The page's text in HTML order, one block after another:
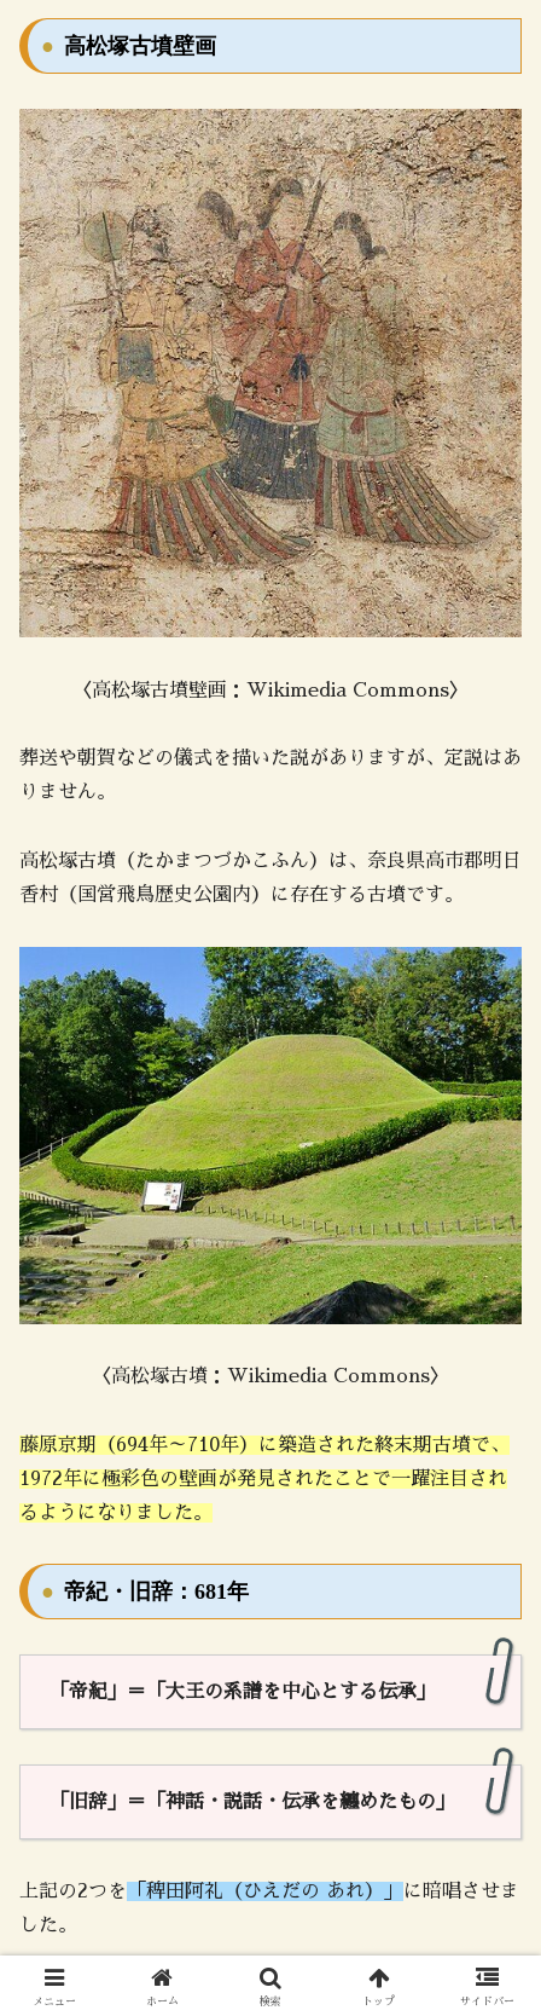
高松塚古墳壁画
〈高松塚古墳壁画：Wikimedia Commons〉
葬送や朝賀などの儀式を描いた説がありますが、定説はあ
りません。
高松塚古墳（たかまつづかこふん）は、奈良県高市郡明日
香村（国営飛鳥歴史公園内）に存在する古墳です。
〈高松塚古墳：Wikimedia Commons〉
藤原京期（694年～710年）に築造された終末期古墳で、
1972年に極彩色の壁画が発見されたことで一躍注目され
るようになりました。
帝紀・旧辞：681年
「帝紀」＝「大王の系譜を中心とする伝承」
「旧辞」＝「神話・説話・伝承を纏めたもの」
上記の2つを 「稗田阿礼（ひえだの あれ）」
に暗唱させま
した。
この暗唱を筆録し、奈良時代には「古事記」・「日本書
メニュー ホーム 検索 トップ サイドバー